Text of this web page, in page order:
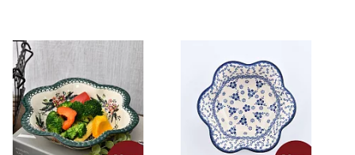
郁達夫(34)
王崇禮(33) 風車編輯群(33)
外語教學與研究出版社(91)
中國鐵道出版社(90)
武漢大學出版社(90)